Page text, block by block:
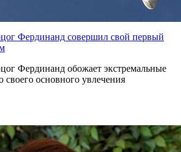
Фердинанд совершил свой первый
Фердинанд обожает экстремальные
основного увлечения